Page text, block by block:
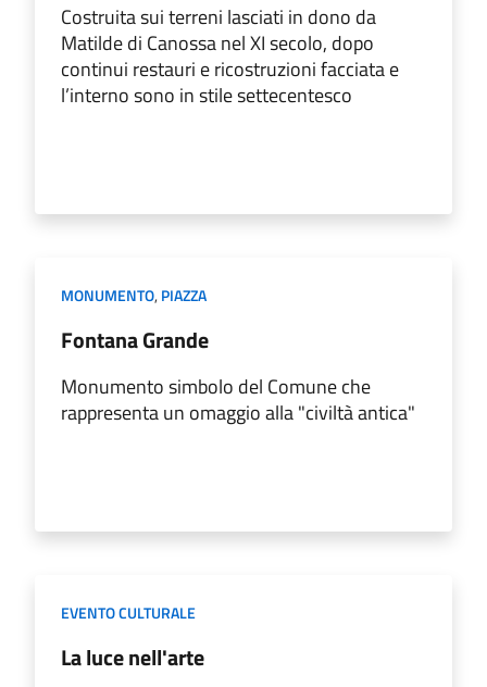
Costruita sui terreni lasciati in dono da
Matilde di Canossa nel XI secolo, dopo
continui restauri e ricostruzioni facciata e
l’interno sono in stile settecentesco
MONUMENTO,PIAZZA
Fontana Grande
Monumento simbolo del Comune che
rappresenta un omaggio alla "civiltà antica"
EVENTO CULTURALE
La luce nell'arte